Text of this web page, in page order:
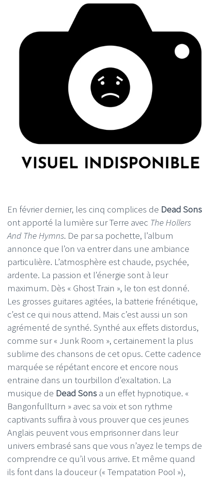
En février dernier, les cinq complices de Dead Sons
ont apporté la lumière sur Terre avec The Hollers
And The Hymns. De par sa pochette, l’album
annonce que l’on va entrer dans une ambiance
particulière. L’atmosphère est chaude, psychée,
ardente. La passion et l’énergie sont à leur
maximum. Dès « Ghost Train », le ton est donné.
Les grosses guitares agitées, la batterie frénétique,
c’est ce qui nous attend. Mais c’est aussi un son
agrémenté de synthé. Synthé aux effets distordus,
comme sur « Junk Room », certainement la plus
sublime des chansons de cet opus. Cette cadence
marquée se répétant encore et encore nous
entraine dans un tourbillon d’exaltation. La
musique de Dead Sons a un effet hypnotique. «
Bangonfullturn » avec sa voix et son rythme
captivants suffira à vous prouver que ces jeunes
Anglais peuvent vous emprisonner dans leur
univers embrasé sans que vous n’ayez le temps de
comprendre ce qu’il vous arrive. Et même quand
ils font dans la douceur (« Tempatation Pool »),